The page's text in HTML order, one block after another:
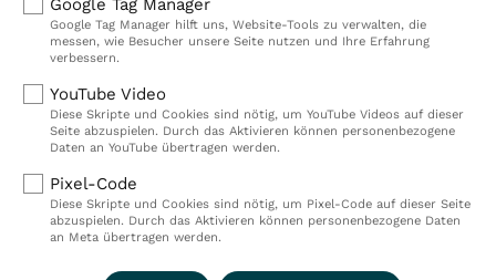
Prävention
Karriere
VITREA Deutschland
IMPRESSUM
HINWEISGEBERSYSTEM
AUFSICHTSBEHÖRDEN
Google Tag Manager
Google Tag Manager hilft uns, Website-Tools zu verwalten, die
messen, wie Besucher unsere Seite nutzen und Ihre Erfahrung
verbessern.
YouTube Video
Diese Skripte und Cookies sind nötig, um YouTube Videos auf dieser
Seite abzuspielen. Durch das Aktivieren können personenbezogene
Daten an YouTube übertragen werden.
Pixel-Code
Diese Skripte und Cookies sind nötig, um Pixel-Code auf dieser Seite
abzuspielen. Durch das Aktivieren können personenbezogene Daten
an Meta übertragen werden.